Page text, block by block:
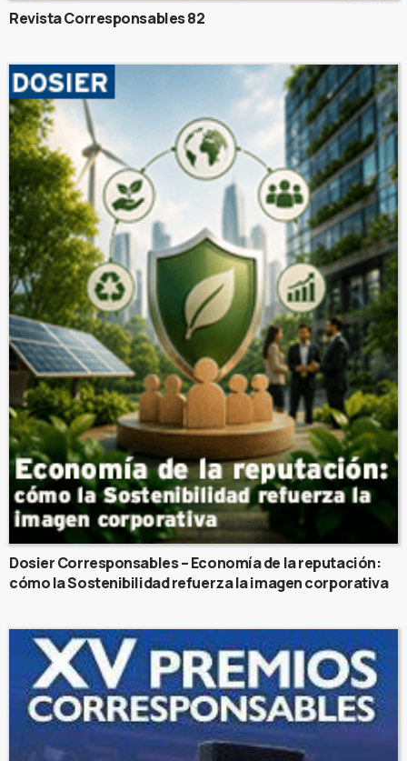
Revista Corresponsables 82
Dosier Corresponsables – Economía de la reputación:
cómo la Sostenibilidad refuerza la imagen corporativa